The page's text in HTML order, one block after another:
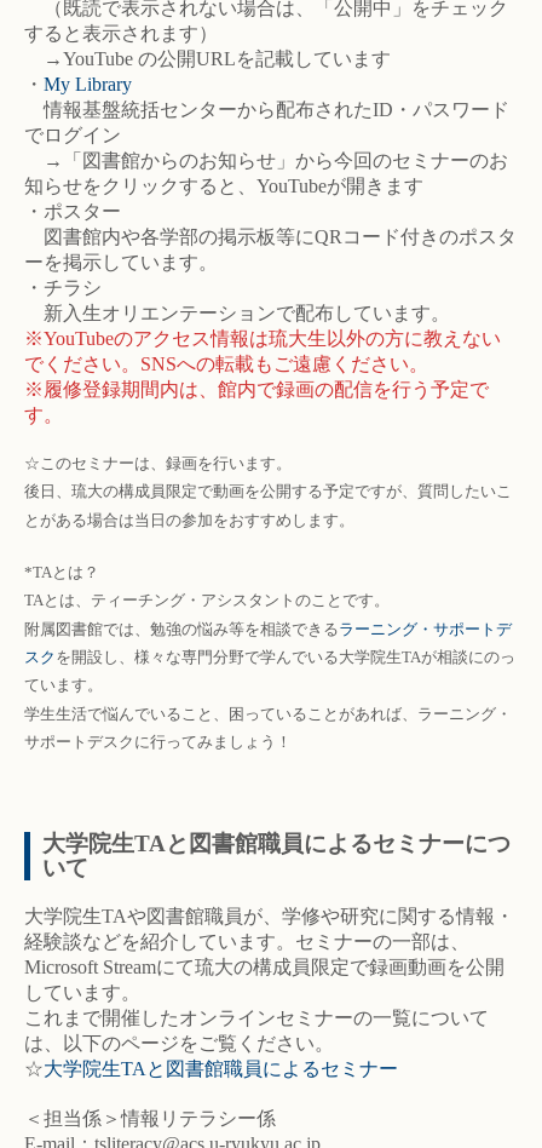
（既読で表示されない場合は、「公開中」をチェック
すると表示されます）
→YouTube の公開URLを記載しています
・ My Library
情報基盤統括センターから配布されたID・パスワード
でログイン
→「図書館からのお知らせ」から今回のセミナーのお
知らせをクリックすると、YouTubeが開きます
・ポスター
図書館内や各学部の掲示板等にQRコード付きのポスタ
ーを掲示しています。
・チラシ
新入生オリエンテーションで配布しています。
※YouTubeのアクセス情報は琉大生以外の方に教えない
でください。SNSへの転載もご遠慮ください。
※履修登録期間内は、館内で録画の配信を行う予定で
す。
☆このセミナーは、録画を行います。
後日、琉大の構成員限定で動画を公開する予定ですが、質問したいこ
とがある場合は当日の参加をおすすめします。
*TAとは？
TAとは、ティーチング・アシスタントのことです。
附属図書館では、勉強の悩み等を相談できるラーニング・サポートデ
スク を開設し、様々な専門分野で学んでいる大学院生TAが相談にのっ
ています。
学生生活で悩んでいること、困っていることがあれば、ラーニング・
サポートデスクに行ってみましょう！
大学院生TAと図書館職員によるセミナーにつ
いて
大学院生TAや図書館職員が、学修や研究に関する情報・
経験談などを紹介しています。セミナーの一部は、
Microsoft Streamにて琉大の構成員限定で録画動画を公開
しています。
これまで開催したオンラインセミナーの一覧について
は、以下のページをご覧ください。
☆大学院生TAと図書館職員によるセミナー
＜担当係＞情報リテラシー係